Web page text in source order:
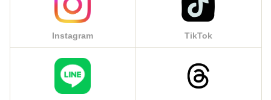
Instagram TikTok